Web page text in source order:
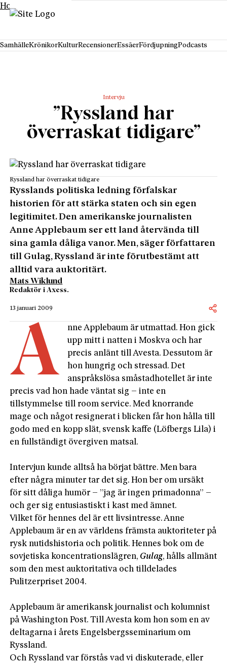
Hoppa till innehåll
SamhälleKrönikorKulturRecensionerEssäerFördjupningPodcasts
Intervju
”Ryssland har
överraskat tidigare”
Ryssland har överraskat tidigare
Rysslands politiska ledning förfalskar
historien för att stärka staten och sin egen
legitimitet. Den amerikanske journalisten
Anne Applebaum ser ett land återvända till
sina gamla dåliga vanor. Men, säger författaren
till Gulag, Ryssland är inte förutbestämt att
alltid vara auktoritärt.
Mats Wiklund
Redaktör i Axess.
13 januari 2009
A
nne Applebaum är utmattad. Hon gick
upp mitt i natten i Moskva och har
precis anlänt till Avesta. Dessutom är
hon hungrig och stressad. Det
anspråkslösa småstadhotellet är inte
precis vad hon hade väntat sig – inte en
tillstymmelse till room service. Med knorrande
mage och något resignerat i blicken får hon hålla till
godo med en kopp slät, svensk kaffe (Löfbergs Lila) i
en fullständigt övergiven matsal.
Intervjun kunde alltså ha börjat bättre. Men bara
efter några minuter tar det sig. Hon ber om ursäkt
för sitt dåliga humör – ”jag är ingen primadonna” –
och ger sig entusiastiskt i kast med ämnet.
Vilket för hennes del är ett livsintresse. Anne
Applebaum är en av världens främsta auktoriteter på
rysk nutidshistoria och politik. Hennes bok om de
sovjetiska koncentrationslägren, Gulag, hålls allmänt
som den mest auktoritativa och tilldelades
Pulitzerpriset 2004.
Applebaum är amerikansk journalist och kolumnist
på Washington Post. Till Avesta kom hon som en av
deltagarna i årets Engelsbergsseminarium om
Ryssland.
Och Ryssland var förstås vad vi diskuterade, eller